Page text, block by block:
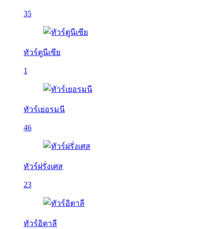
35
ทัวร์ตูนีเซีย
1
ทัวร์เยอรมนี
46
ทัวร์ฝรั่งเศส
23
ทัวร์อิตาลี